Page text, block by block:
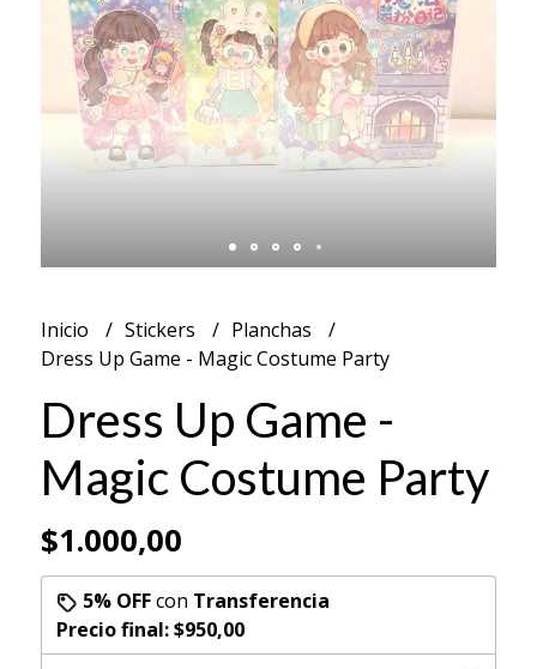
Inicio Stickers
Planchas
Dress Up Game - Magic Costume Party
Dress Up Game -
Magic Costume Party
$1.000,00
5% OFFcon Transferencia
Precio final:$950,00